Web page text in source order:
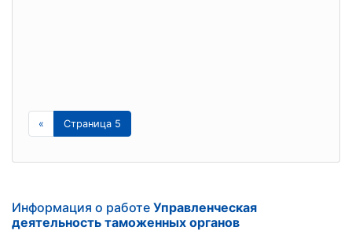
« Страница 5
Информация о работе Управленческая
деятельность таможенных органов